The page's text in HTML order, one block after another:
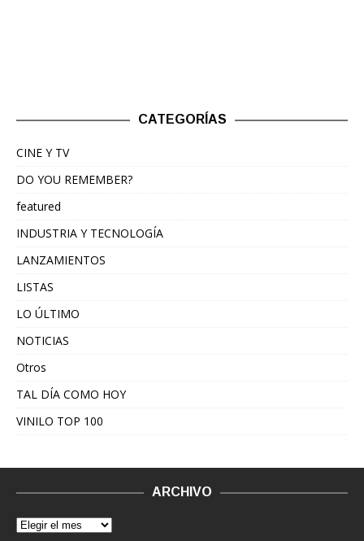
CATEGORÍAS
CINE Y TV
DO YOU REMEMBER?
featured
INDUSTRIA Y TECNOLOGÍA
LANZAMIENTOS
LISTAS
LO ÚLTIMO
NOTICIAS
Otros
TAL DÍA COMO HOY
VINILO TOP 100
ARCHIVO